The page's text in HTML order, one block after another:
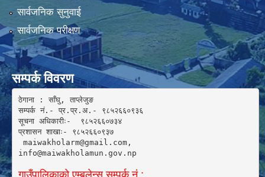
सार्वजनिक सुनुवाई
सार्वजनिक परीक्षण
सम्पर्क विवरण
ठेगाना : साँघु, ताप्लेजुङ
सम्पर्क नं.- प्र.प्र.अ.- ९८५२६६०९३६
सूचना अधिकारीः-  ९८५२६६०७३४
प्रशासन शाखाः- ९८५२६६०९३७
maiwakholarm@gmail.com,
info@maiwakholamun.gov.np
गाउँपालिकाको एम्बुलेन्स सम्पर्क नं.: